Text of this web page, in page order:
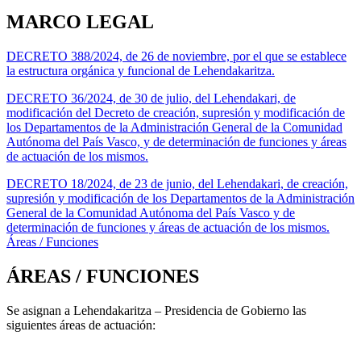
MARCO LEGAL
DECRETO 388/2024, de 26 de noviembre, por el que se establece
la estructura orgánica y funcional de Lehendakaritza.
DECRETO 36/2024, de 30 de julio, del Lehendakari, de
modificación del Decreto de creación, supresión y modificación de
los Departamentos de la Administración General de la Comunidad
Autónoma del País Vasco, y de determinación de funciones y áreas
de actuación de los mismos.
DECRETO 18/2024, de 23 de junio, del Lehendakari, de creación,
supresión y modificación de los Departamentos de la Administración
General de la Comunidad Autónoma del País Vasco y de
determinación de funciones y áreas de actuación de los mismos.
Áreas / Funciones
ÁREAS / FUNCIONES
Se asignan a Lehendakaritza – Presidencia de Gobierno las
siguientes áreas de actuación: